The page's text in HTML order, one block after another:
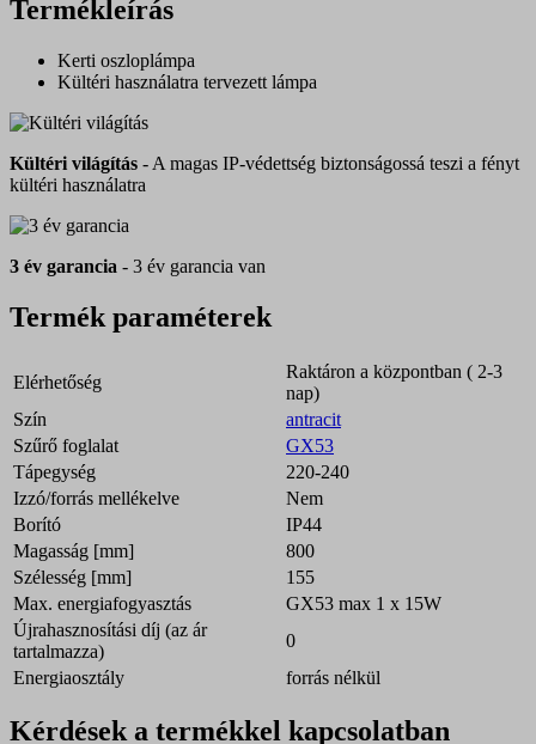
Termékleírás
Kerti oszloplámpa
Kültéri használatra tervezett lámpa
Kültéri világítás - A magas IP-védettség biztonságossá teszi a fényt
kültéri használatra
3 év garancia - 3 év garancia van
Termék paraméterek
Elérhetőség
Raktáron a központban ( 2-3
nap)
Szín
antracit
Szűrő foglalat
GX53
Tápegység
220-240
Izzó/forrás mellékelve
Nem
Borító
IP44
Magasság [mm]
800
Szélesség [mm]
155
Max. energiafogyasztás
GX53 max 1 x 15W
Újrahasznosítási díj (az ár
tartalmazza)
0
Energiaosztály
forrás nélkül
Kérdések a termékkel kapcsolatban